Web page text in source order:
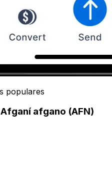
populares
afgano (AFN)